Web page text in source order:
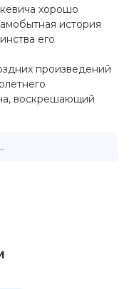
хорошо
история
его
произведений
воскрешающий